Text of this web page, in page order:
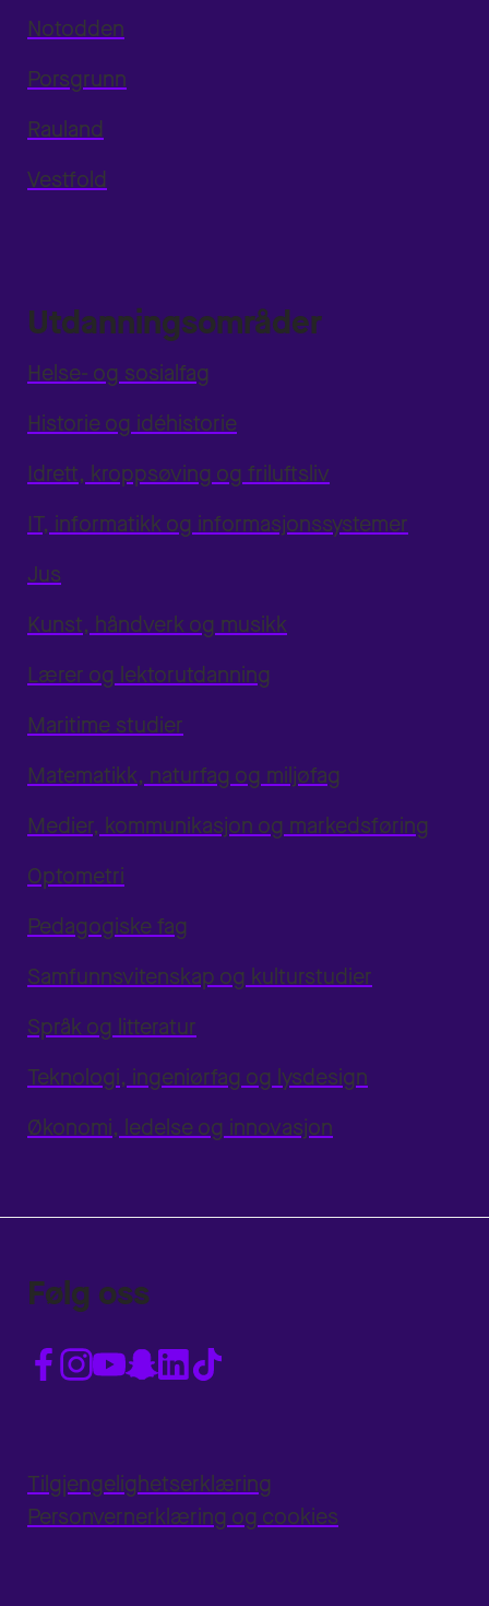
Notodden
Porsgrunn
Rauland
Vestfold
Utdanningsområder
Helse- og sosialfag
Historie og idéhistorie
Idrett, kroppsøving og friluftsliv
IT, informatikk og informasjonssystemer
Jus
Kunst, håndverk og musikk
Lærer og lektorutdanning
Maritime studier
Matematikk, naturfag og miljøfag
Medier, kommunikasjon og markedsføring
Optometri
Pedagogiske fag
Samfunnsvitenskap og kulturstudier
Språk og litteratur
Teknologi, ingeniørfag og lysdesign
Økonomi, ledelse og innovasjon
Følg oss
Tilgjengelighetserklæring
Personvernerklæring og cookies